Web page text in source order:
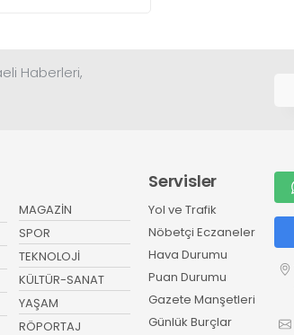
Haberleri,
MAGAZİN
SPOR
TEKNOLOJİ
KÜLTÜR-SANAT
YAŞAM
RÖPORTAJ
Servisler
Yol ve Trafik
Nöbetçi Eczaneler
Hava Durumu
Puan Durumu
Gazete Manşetleri
Günlük Burçlar